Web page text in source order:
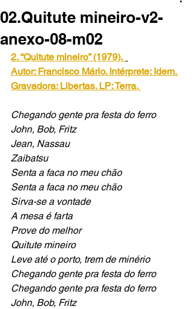
02.Quitute mineiro-v2-
anexo-08-m02
2. “Quitute mineiro” (1979).
Autor: Francisco Mário. Intérprete: Idem.
Gravadora: Libertas. LP: Terra.
Chegando gente pra festa do ferro
John, Bob, Fritz
Jean, Nassau
Zaibatsu
Senta a faca no meu chão
Senta a faca no meu chão
Sirva-se a vontade
A mesa é farta
Prove do melhor
Quitute mineiro
Leve até o porto, trem de minério
Chegando gente pra festa do ferro
Chegando gente pra festa do ferro
John, Bob, Fritz